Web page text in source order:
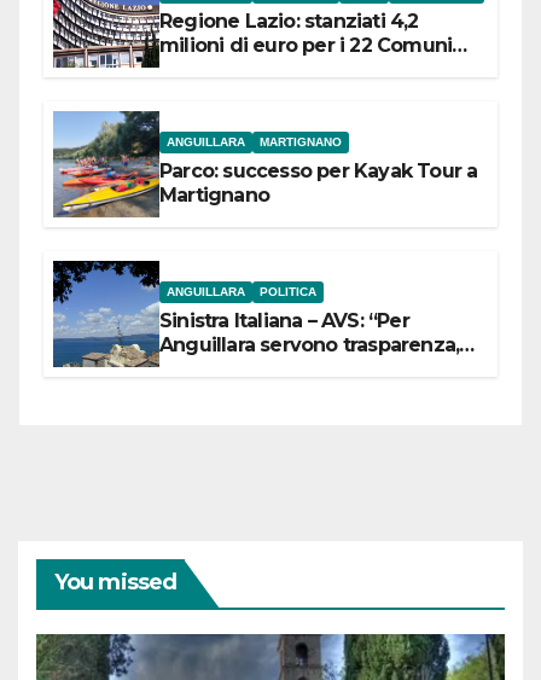
Regione Lazio: stanziati 4,2
milioni di euro per i 22 Comuni
ANGUILLARA MARTIGNANO
Parco: successo per Kayak Tour a
Martignano
ANGUILLARA POLITICA
Sinistra Italiana – AVS: “Per
Anguillara servono trasparenza,
You missed